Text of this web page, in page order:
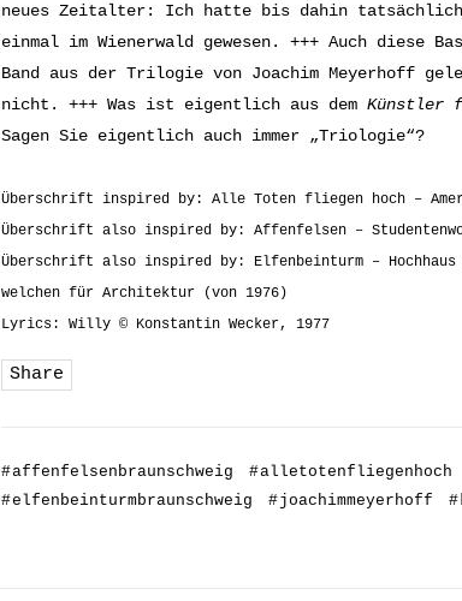
neues Zeitalter: Ich hatte bis dahin tatsächlich
einmal im Wienerwald gewesen. +++ Auch diese
Band aus der Trilogie von Joachim Meyerhoff
nicht. +++ Was ist eigentlich aus dem Künstler
Sagen Sie eigentlich auch immer „Triologie“?
Überschrift inspired by: Alle Toten fliegen hoch –
Überschrift also inspired by: Affenfelsen –
Überschrift also inspired by: Elfenbeinturm –
welchen für Architektur (von 1976)
Lyrics: Willy © Konstantin Wecker, 1977
Share
#affenfelsenbraunschweig #alletotenfliegenhoch
#elfenbeinturmbraunschweig #joachimmeyerhoff #